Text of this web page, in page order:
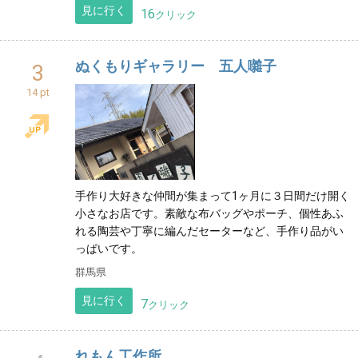
見に行く 16クリック
3
14 pt
ぬくもりギャラリー 五人囃子
手作り大好きな仲間が集まって1ヶ月に３日間だけ開く
小さなお店です。素敵な布バッグやポーチ、個性あふ
れる陶芸や丁寧に編んだセーターなど、手作り品がい
っぱいです。
群馬県
見に行く 7クリック